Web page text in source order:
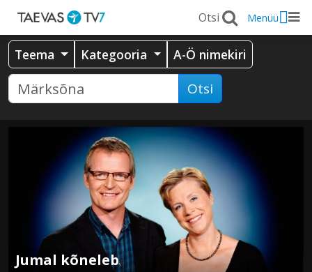
Menüü
Teema Kategooria A-Ö nimekiri
Otsi
Jumal kõneleb